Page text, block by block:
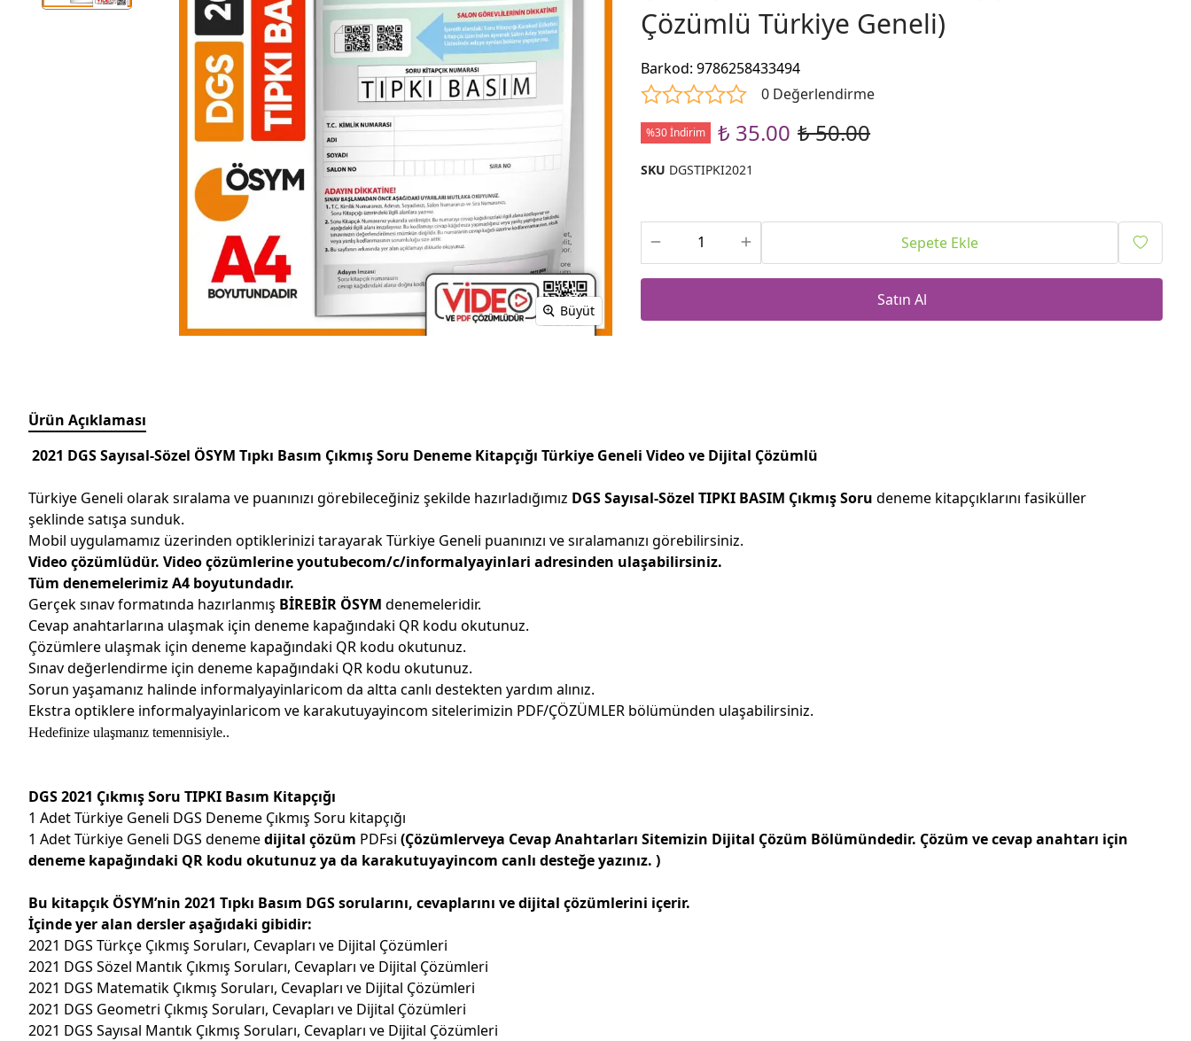
Büyüt
Çözümlü Türkiye Geneli)
Barkod:9786258433494
0 Değerlendirme
%30 İndirim ₺ 35.00 ₺ 50.00
SKU DGSTIPKI2021
Sepete Ekle
Satın Al
Ürün Açıklaması
2021 DGS Sayısal-Sözel ÖSYM Tıpkı Basım Çıkmış Soru Deneme Kitapçığı Türkiye Geneli Video ve Dijital Çözümlü
Türkiye Geneli olarak sıralama ve puanınızı görebileceğiniz şekilde hazırladığımız DGS Sayısal-Sözel TIPKI BASIM Çıkmış Soru deneme kitapçıklarını fasiküller
şeklinde satışa sunduk.
Mobil uygulamamız üzerinden optiklerinizi tarayarak Türkiye Geneli puanınızı ve sıralamanızı görebilirsiniz.
Video çözümlüdür. Video çözümlerine youtubecom/c/informalyayinlari adresinden ulaşabilirsiniz.
Tüm denemelerimiz A4 boyutundadır.
Gerçek sınav formatında hazırlanmış BİREBİR ÖSYM denemeleridir.
Cevap anahtarlarına ulaşmak için deneme kapağındaki QR kodu okutunuz.
Çözümlere ulaşmak için deneme kapağındaki QR kodu okutunuz.
Sınav değerlendirme için deneme kapağındaki QR kodu okutunuz.
Sorun yaşamanız halinde informalyayinlaricom da altta canlı destekten yardım alınız.
Ekstra optiklere informalyayinlaricom ve karakutuyayincom sitelerimizin PDF/ÇÖZÜMLER bölümünden ulaşabilirsiniz.
Hedefinize ulaşmanız temennisiyle..
DGS 2021 Çıkmış Soru TIPKI Basım Kitapçığı
1 Adet Türkiye Geneli DGS Deneme Çıkmış Soru kitapçığı
1 Adet Türkiye Geneli DGS denemedijital çözüm PDFsi (Çözümlerveya Cevap Anahtarları Sitemizin Dijital Çözüm Bölümündedir. Çözüm ve cevap anahtarı için
deneme kapağındaki QR kodu okutunuz ya da karakutuyayincom canlı desteğe yazınız. )
Bu kitapçık ÖSYM’nin 2021 Tıpkı Basım DGS sorularını, cevaplarını ve dijital çözümlerini içerir.
İçinde yer alan dersler aşağıdaki gibidir:
2021 DGS Türkçe Çıkmış Soruları, Cevapları ve Dijital Çözümleri
2021 DGS Sözel Mantık Çıkmış Soruları, Cevapları ve Dijital Çözümleri
2021 DGS Matematik Çıkmış Soruları, Cevapları ve Dijital Çözümleri
2021 DGS Geometri Çıkmış Soruları, Cevapları ve Dijital Çözümleri
2021 DGS Sayısal Mantık Çıkmış Soruları, Cevapları ve Dijital Çözümleri